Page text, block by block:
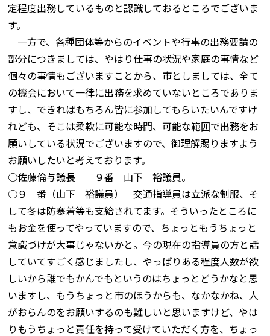
定程度出務しているものと認識しておるところでございま
す。
一方で、各種団体等からのイベントや行事の出務要請の
部分につきましては、やはり仕事の状況や家庭の事情など
個々の事情もございますことから、市としましては、全て
の機会において一律に出務を求めていないところでありま
すし、できればもちろん皆に参加してもらいたいんですけ
れども、そこは柔軟に可能な時間、可能な範囲で出務をお
願いしている状況でございますので、御理解賜りますよう
お願いしたいと考えております。
○佐藤倫与議長 ９番 山下 裕議員。
○９ 番（山下 裕議員） 交通指導員は立派な制服、そ
して冬は防寒着等も支給されてます。そういったところに
もお金を使ってやっていますので、ちょっともうちょっと
意識づけが大事じゃないかと。今の現在の指導員の方と話
していてすごく感じましたし、やっぱりある程度人数が欲
しいから誰でもかんでもというのはちょっとどうかなと思
いますし、もうちょっと市のほうからも、なかなかね、人
がおらんのをお願いするのも難しいと思いますけど、やは
りもうちょっと責任を持って受けていただく方を、ちょっ